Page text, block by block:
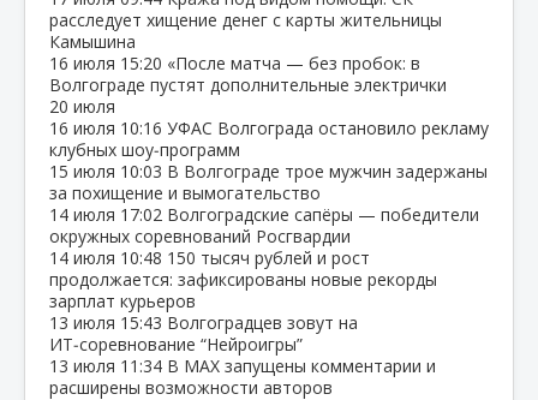
расследует хищение денег с карты жительницы
Камышина
16 июля 15:20 «После матча — без пробок: в
Волгограде пустят дополнительные электрички
20 июля
16 июля 10:16 УФАС Волгограда остановило рекламу
клубных шоу‑программ
15 июля 10:03 В Волгограде трое мужчин задержаны
за похищение и вымогательство
14 июля 17:02 Волгоградские сапёры — победители
окружных соревнований Росгвардии
14 июля 10:48 150 тысяч рублей и рост
продолжается: зафиксированы новые рекорды
зарплат курьеров
13 июля 15:43 Волгоградцев зовут на
ИТ‑соревнование “Нейроигры”
13 июля 11:34 В МАХ запущены комментарии и
расширены возможности авторов